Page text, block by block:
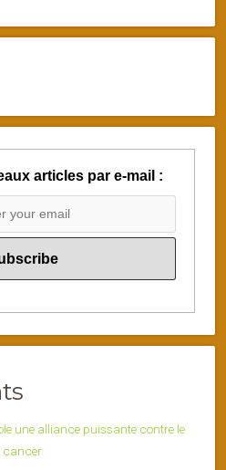
articles par e-mail :